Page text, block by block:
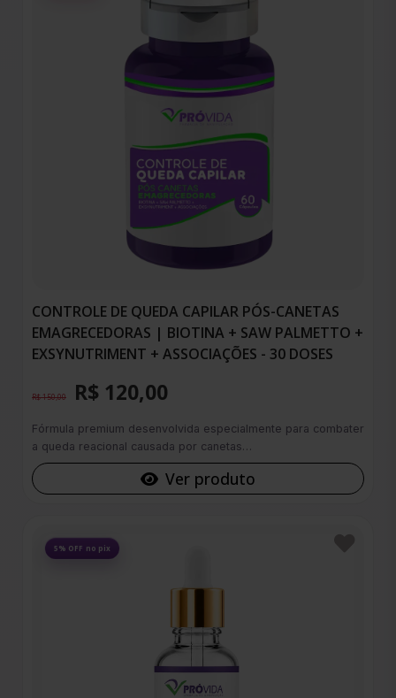
CONTROLE DE QUEDA CAPILAR PÓS-CANETAS
EMAGRECEDORAS | BIOTINA + SAW PALMETTO +
EXSYNUTRIMENT + ASSOCIAÇÕES - 30 DOSES
R$ 150,00 R$ 120,00
Fórmula premium desenvolvida especialmente para combater
a queda reacional causada por canetas…
Ver produto
5% OFF no pix
Favoritos